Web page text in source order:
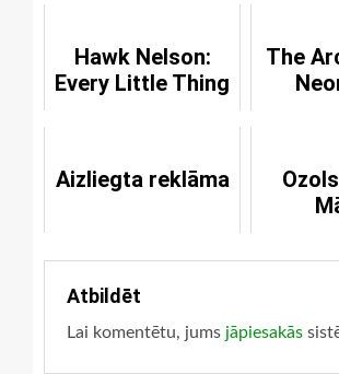
Hawk Nelson:
Every Little Thing
The
Aizliegta reklāma
Atbildēt
Lai komentētu, jums jāpiesakās